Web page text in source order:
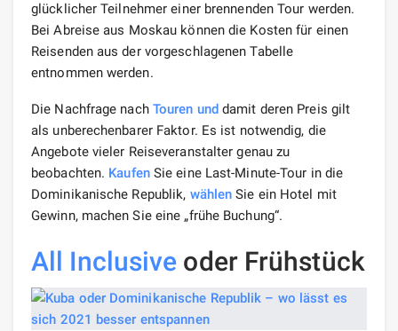
glücklicher Teilnehmer einer brennenden Tour werden.
Bei Abreise aus Moskau können die Kosten für einen
Reisenden aus der vorgeschlagenen Tabelle
entnommen werden.
Die Nachfrage nach Touren unddamit deren Preis gilt
als unberechenbarer Faktor. Es ist notwendig, die
Angebote vieler Reiseveranstalter genau zu
beobachten. KaufenSie eine Last-Minute-Tour in die
Dominikanische Republik, wählen Sie ein Hotel mit
Gewinn, machen Sie eine „frühe Buchung“.
All Inclusive oder Frühstück